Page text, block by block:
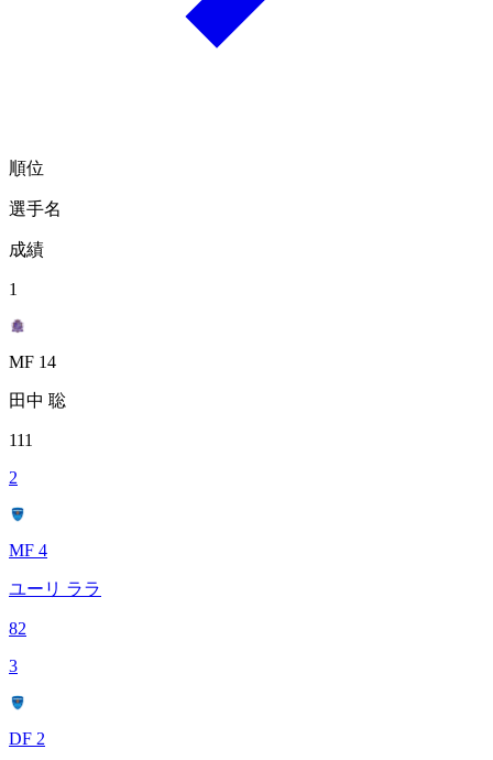
順位
選手名
成績
1
MF 14
田中 聡
111
2
MF 4
ユーリ ララ
82
3
DF 2